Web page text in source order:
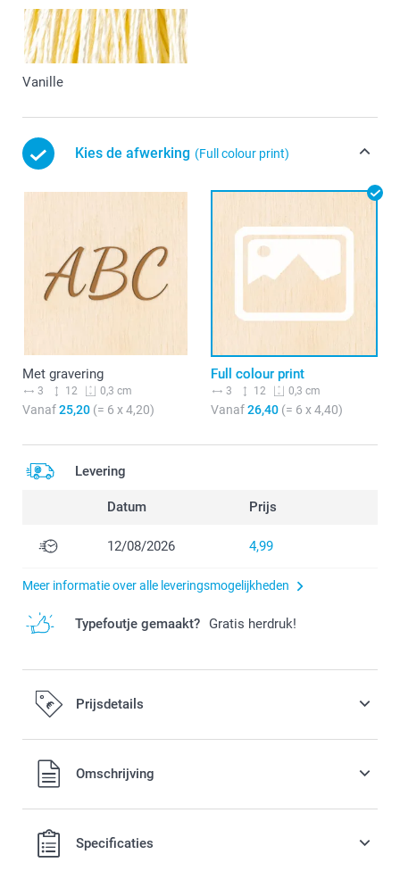
Vanille
Kies de afwerking (Full colour print)
Met gravering
3 12 0,3 cm
Vanaf25,20 (= 6 x 4,20)
Full colour print
3 12 0,3 cm
Vanaf26,40 (= 6 x 4,40)
Levering
Datum Prijs
12/08/2026 4,99
Meer informatie over alle leveringsmogelijkheden
Typefoutje gemaakt? Gratis herdruk!
Prijsdetails
Alle prijzen zijn in EURO (€) inclusief BTW en exclusief
verzendkosten.Omschrijving
Specificaties